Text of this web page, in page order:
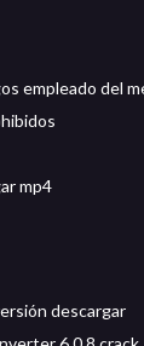
empleado del
mp4
descargar